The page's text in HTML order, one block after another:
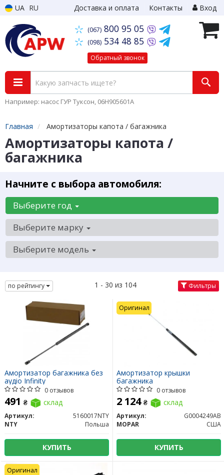
UA RU Доставка и оплата Контакты Вход
(067) 800 95 05
(098) 534 48 85
Обратный звонок
Например: насос ГУР Туксон, 06H905601A
Главная Амортизаторы капота / багажника
Амортизаторы капота /
багажника
Начните с выбора автомобиля:
Выберите год
Выберите марку
Выберите модель
по рейтингу 1 - 30 из 104 Фильтры
Амортизатор багажника без
аудіо Infinity
0 отзывов
491 ₴ склад
Артикул:
5160017NTY
NTY
Польша
КУПИТЬ
Амортизатор крышки
багажника
0 отзывов
2 124 ₴ склад
Артикул:
G0004249AB
MOPAR
США
КУПИТЬ
Оригинал
Оригинал